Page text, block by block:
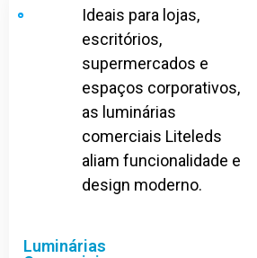
Luminárias
Ideais para lojas,
escritórios,
supermercados e
espaços corporativos,
as luminárias
comerciais Liteleds
aliam funcionalidade e
design moderno.